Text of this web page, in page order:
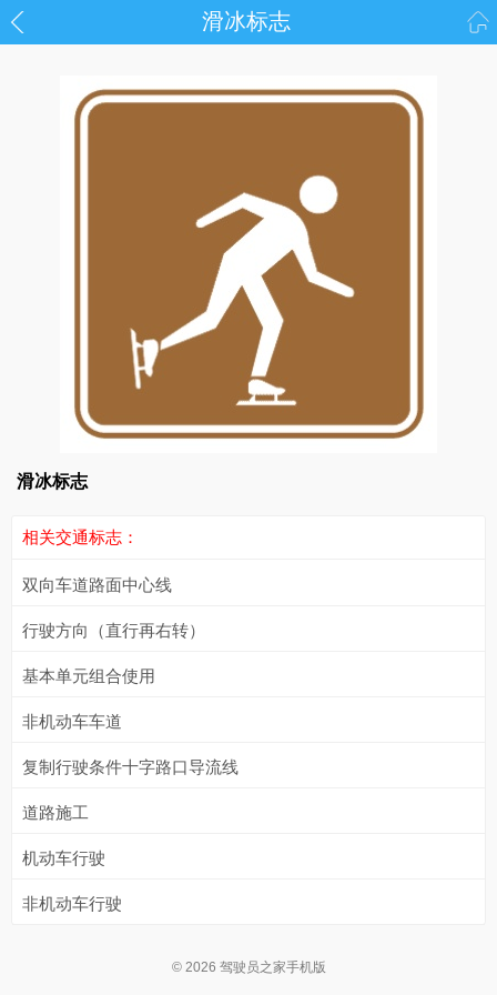
滑冰标志
滑冰标志
相关交通标志：
双向车道路面中心线
行驶方向（直行再右转）
基本单元组合使用
非机动车车道
复制行驶条件十字路口导流线
道路施工
机动车行驶
非机动车行驶
© 2026 驾驶员之家手机版